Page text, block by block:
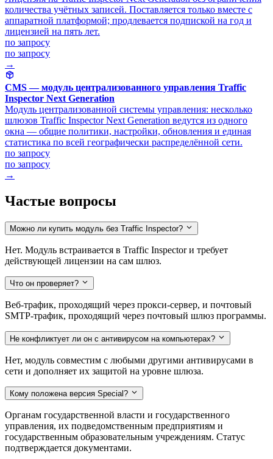
количества учётных записей. Поставляется только вместе с
аппаратной платформой; продлевается подпиской на год и
лицензией на пять лет.
по запросу
по запросу
→
CMS — модуль централизованного управления Traffic
Inspector Next Generation
Модуль централизованной системы управления: несколько
шлюзов Traffic Inspector Next Generation ведутся из одного
окна — общие политики, настройки, обновления и единая
статистика по всей географически распределённой сети.
по запросу
по запросу
→
Частые вопросы
Можно ли купить модуль без Traffic Inspector?
Нет. Модуль встраивается в Traffic Inspector и требует
действующей лицензии на сам шлюз.
Что он проверяет?
Веб-трафик, проходящий через прокси-сервер, и почтовый
SMTP-трафик, проходящий через почтовый шлюз программы.
Не конфликтует ли он с антивирусом на компьютерах?
Нет, модуль совместим с любыми другими антивирусами в
сети и дополняет их защитой на уровне шлюза.
Кому положена версия Special?
Органам государственной власти и государственного
управления, их подведомственным предприятиям и
государственным образовательным учреждениям. Статус
подтверждается документами.